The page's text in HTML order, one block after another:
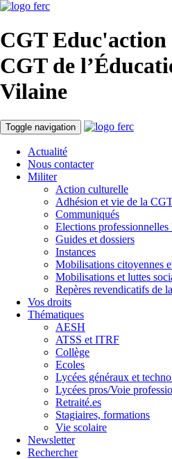
CGT Educ'action
CGT de
Vilaine
Toggle navigation
Actualité
Nous contacter
Militer
Action culturelle
Adhésion et vie de la
Communiqués
Elections
Guides et dossiers
Instances
Mobilisations citoyennes
Mobilisations et luttes
Repères revendicatifs de
Vos droits
Thématiques
AESH
ATSS et ITRF
Collège
Ecoles
Lycées généraux et
Lycées pros/Voie
Retraité.es
Stagiaires, formations
Vie scolaire
Newsletter
Rechercher